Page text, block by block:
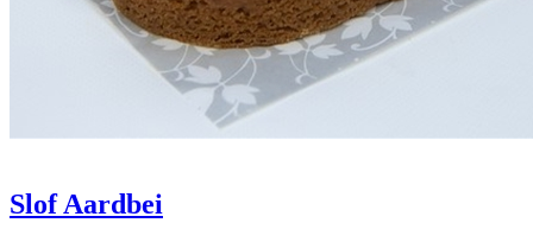
Slof Aardbei